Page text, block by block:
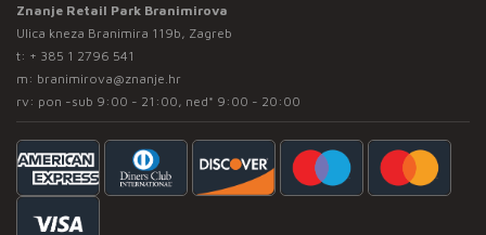
Znanje Retail Park Branimirova
Ulica kneza Branimira 119b, Zagreb
t: + 385 1 2796 541
m: branimirova@znanje.hr
rv: pon -sub 9:00 - 21:00, ned* 9:00 - 20:00